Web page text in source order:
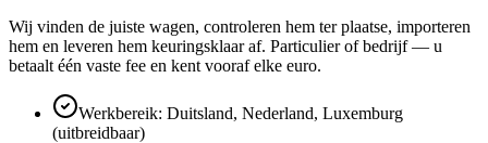
Wij vinden de juiste wagen, controleren hem ter plaatse, importeren
hem en leveren hem keuringsklaar af. Particulier of bedrijf — u
betaalt één vaste fee en kent vooraf elke euro.
Werkbereik: Duitsland, Nederland, Luxemburg
(uitbreidbaar)